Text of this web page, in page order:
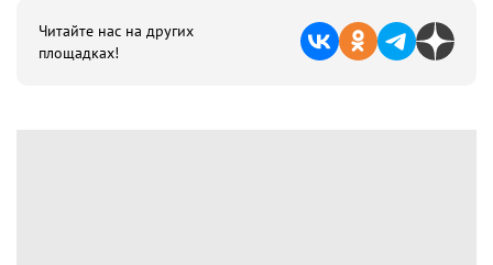
Читайте нас на других
площадках!